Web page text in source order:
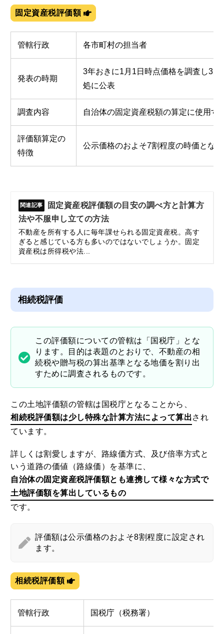
固定資産税評価額
管轄行政 各市町村の担当者
発表の時期
3年おきに1月1日時点価格を調査し3月
処に公表
調査内容 自治体の固定資産税額の算定に使用す
評価額算定の
特徴
公示価格のおよそ7割程度の時価となる
固定資産税評価額の目安の調べ方と計算方
法や不服申し立ての方法
不動産を所有する人に毎年課せられる固定資産税。高す
ぎると感じている方も多いのではないでしょうか。固定
資産税は所得税や法...
相続税評価
この評価額についての管轄は「国税庁」とな
ります。目的は表題のとおりで、不動産の相
続税や贈与税の算出基準となる地価を割り出
すために調査されるものです。
この土地評価額の管轄は国税庁となることから、
相続税評価額は少し特殊な計算方法によって算出され
ています。
詳しくは割愛しますが、路線価方式、及び倍率方式と
いう道路の価値（路線価）を基準に、
自治体の固定資産税評価額とも連携して様々な方式で
土地評価額を算出しているもの
です。
評価額は公示価格のおよそ8割程度に設定され
ます。
相続税評価額
管轄行政 国税庁（税務署）